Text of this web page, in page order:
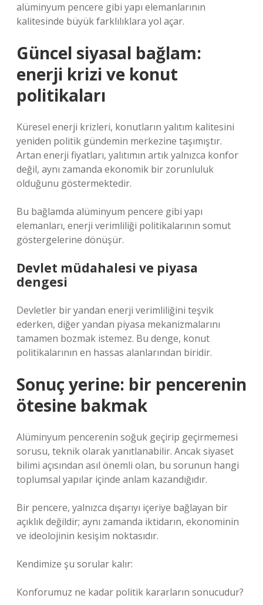
alüminyum pencere gibi yapı elemanlarının
kalitesinde büyük farklılıklara yol açar.
Güncel siyasal bağlam:
enerji krizi ve konut
politikaları
Küresel enerji krizleri, konutların yalıtım kalitesini
yeniden politik gündemin merkezine taşımıştır.
Artan enerji fiyatları, yalıtımın artık yalnızca konfor
değil, aynı zamanda ekonomik bir zorunluluk
olduğunu göstermektedir.
Bu bağlamda alüminyum pencere gibi yapı
elemanları, enerji verimliliği politikalarının somut
göstergelerine dönüşür.
Devlet müdahalesi ve piyasa
dengesi
Devletler bir yandan enerji verimliliğini teşvik
ederken, diğer yandan piyasa mekanizmalarını
tamamen bozmak istemez. Bu denge, konut
politikalarının en hassas alanlarından biridir.
Sonuç yerine: bir pencerenin
ötesine bakmak
Alüminyum pencerenin soğuk geçirip geçirmemesi
sorusu, teknik olarak yanıtlanabilir. Ancak siyaset
bilimi açısından asıl önemli olan, bu sorunun hangi
toplumsal yapılar içinde anlam kazandığıdır.
Bir pencere, yalnızca dışarıyı içeriye bağlayan bir
açıklık değildir; aynı zamanda iktidarın, ekonominin
ve ideolojinin kesişim noktasıdır.
Kendimize şu sorular kalır:
Konforumuz ne kadar politik kararların sonucudur?